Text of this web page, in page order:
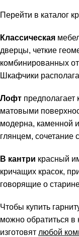
Перейти в каталог
Классическая
дверцы, четкие
комбинированных
Шкафчики
Лофт предполагает
матовыми
модерна, каменной
глянцем, сочетание
В кантри красный
кричащих красок,
говорящие о
Чтобы купить
можно обратиться
изготовят любой